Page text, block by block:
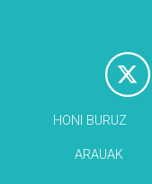
HONI BURUZ
ARAUAK